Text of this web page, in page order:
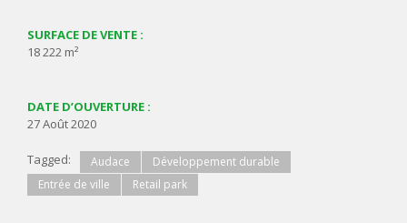
SURFACE DE VENTE :
18 222 m²
DATE D’OUVERTURE :
27 Août 2020
Tagged: Audace
Développement durable
Entrée de ville
Retail park